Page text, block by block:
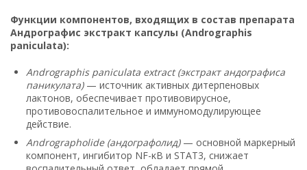
Функции компонентов, входящих в состав препарата
Андрографис экстракт капсулы (Andrographis
paniculata):
Andrographis paniculata extract (экстракт андографиса
паникулата)— источник активных дитерпеновых
лактонов, обеспечивает противовирусное,
противовоспалительное и иммуномодулирующее
действие.
Andrographolide (андографолид)— основной маркерный
компонент, ингибитор NF-κB и STAT3, снижает